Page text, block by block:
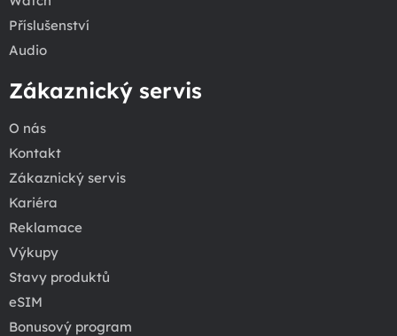
Příslušenství
Audio
Zákaznický servis
O nás
Kontakt
Zákaznický servis
Kariéra
Reklamace
Výkupy
Stavy produktů
eSIM
Bonusový program